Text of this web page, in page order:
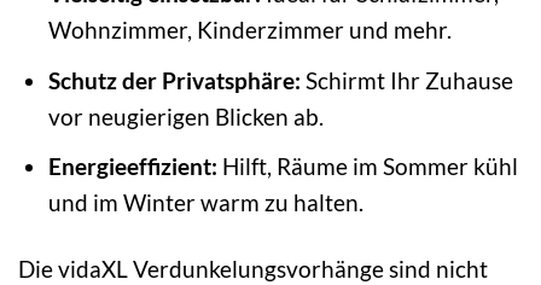
Wohnzimmer, Kinderzimmer und mehr.
Schutz der Privatsphäre: Schirmt Ihr Zuhause
vor neugierigen Blicken ab.
Energieeffizient: Hilft, Räume im Sommer kühl
und im Winter warm zu halten.
Die vidaXL Verdunkelungsvorhänge sind nicht